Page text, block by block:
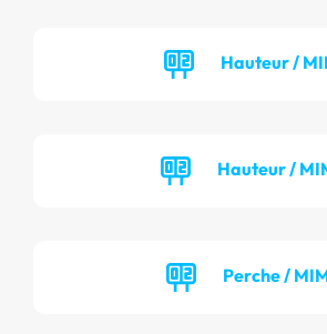
Hauteur /
Hauteur /
Perche /